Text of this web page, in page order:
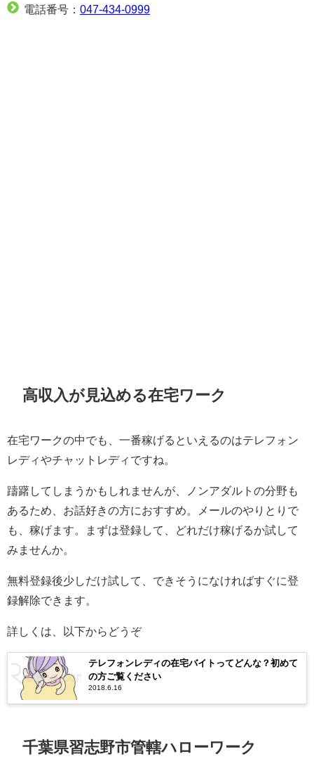
電話番号： 047-434-0999
高収入が見込める在宅ワーク
在宅ワークの中でも、一番稼げるといえるのはテレフォン
レディやチャットレディですね。
躊躇してしまうかもしれませんが、ノンアダルトの分野も
あるため、お話好きの方におすすめ。メールのやりとりで
も、稼げます。まずは登録して、どれだけ稼げるか試して
みませんか。
無料登録後少しだけ試して、できそうになければすぐに登
録解除できます。
詳しくは、以下からどうぞ
テレフォンレディの在宅バイトってどんな？初めて
の方ご覧ください
2018.6.16
千葉県習志野市管轄ハローワーク